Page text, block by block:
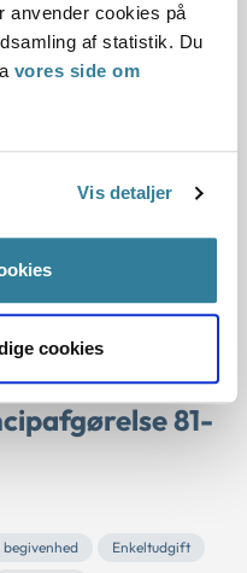
anvender cookies på
af statistik. Du
vores side om
Vis detaljer
cookies
36-
Social begivenhed
begivenhed
81-
begivenhed
Enkeltudgift